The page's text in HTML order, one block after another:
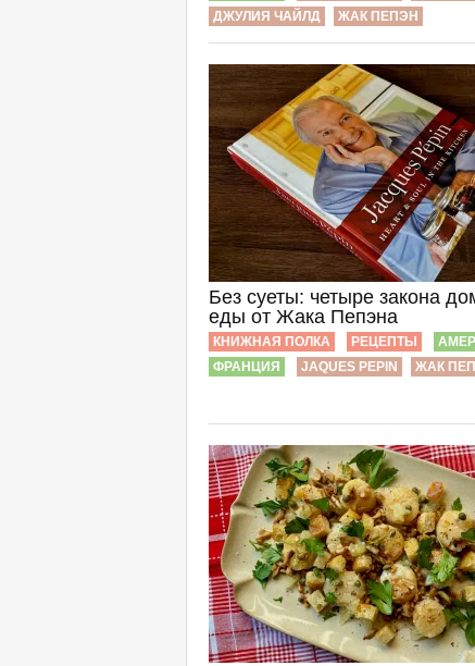
ДЖУЛИЯ ЧАЙЛД
ЖАК ПЕПЭН
Без суеты: четыре закона
еды от Жака Пепэна
КНИЖНАЯ ПОЛКА РЕЦЕПТЫ
ФРАНЦИЯ
JAQUES PEPIN ЖАК